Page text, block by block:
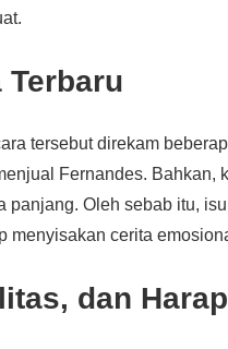
Terbaru
tersebut direkam
Fernandes. Bahkan,
Oleh sebab itu,
menyisakan cerita
dan